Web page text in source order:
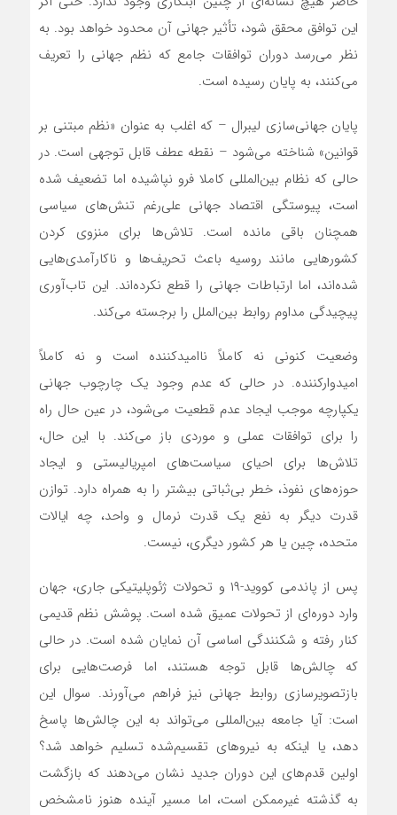
این توافق محقق شود، تأثیر جهانی آن محدود خواهد بود. به
نظر می‌رسد دوران توافقات جامع که نظم جهانی را تعریف
می‌کنند، به پایان رسیده است.
پایان جهانی‌سازی لیبرال – که اغلب به عنوان «نظم مبتنی بر
قوانین» شناخته می‌شود – نقطه عطف قابل توجهی است. در
حالی که نظام بین‌المللی کاملا فرو نپاشیده اما تضعیف شده
است، پیوستگی اقتصاد جهانی علی‌رغم تنش‌های سیاسی
همچنان باقی مانده است. تلاش‌ها برای منزوی کردن
کشورهایی مانند روسیه باعث تحریف‌ها و ناکارآمدی‌هایی
شده‌اند، اما ارتباطات جهانی را قطع نکرده‌اند. این تاب‌آوری
پیچیدگی مداوم روابط بین‌الملل را برجسته می‌کند.
وضعیت کنونی نه کاملاً ناامیدکننده است و نه کاملاً
امیدوارکننده. در حالی که عدم وجود یک چارچوب جهانی
یکپارچه موجب ایجاد عدم قطعیت می‌شود، در عین حال راه
را برای توافقات عملی و موردی باز می‌کند. با این حال،
تلاش‌ها برای احیای سیاست‌های امپریالیستی و ایجاد
حوزه‌های نفوذ، خطر بی‌ثباتی بیشتر را به همراه دارد. توازن
قدرت دیگر به نفع یک قدرت نرمال و واحد، چه ایالات
متحده، چین یا هر کشور دیگری، نیست.
پس از پاندمی کووید-۱۹ و تحولات ژئوپلیتیکی جاری، جهان
وارد دوره‌ای از تحولات عمیق شده است. پوشش نظم قدیمی
کنار رفته و شکنندگی اساسی آن نمایان شده است. در حالی
که چالش‌ها قابل توجه هستند، اما فرصت‌هایی برای
بازتصویرسازی روابط جهانی نیز فراهم می‌آورند. سوال این
است: آیا جامعه بین‌المللی می‌تواند به این چالش‌ها پاسخ
دهد، یا اینکه به نیروهای تقسیم‌شده تسلیم خواهد شد؟
اولین قدم‌های این دوران جدید نشان می‌دهند که بازگشت
به گذشته غیرممکن است، اما مسیر آینده هنوز نامشخص